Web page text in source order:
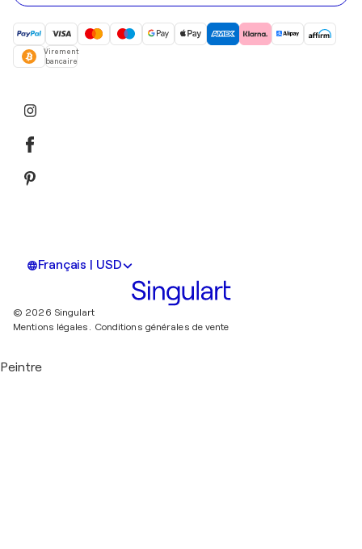
Virement
bancaire
Français | USD
© 2026 Singulart
Mentions légales. Conditions générales de vente
Peintre